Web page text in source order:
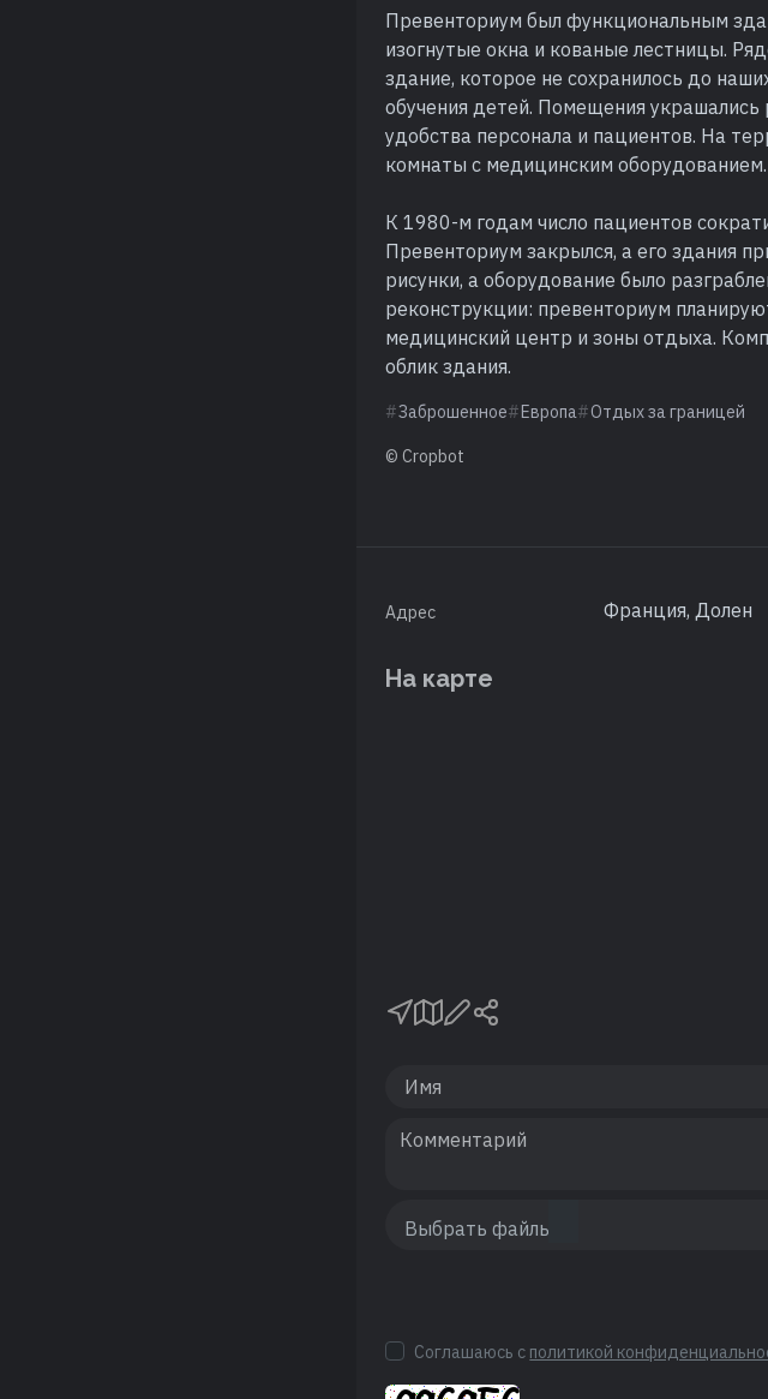
Превенториум был функциональным
изогнутые окна и кованые лестницы.
здание, которое не сохранилось до
обучения детей. Помещения
удобства персонала и пациентов. На
комнаты с медицинским оборудованием.
К 1980-м годам число пациентов
Превенториум закрылся, а его здания
рисунки, а оборудование было
реконструкции: превенториум
медицинский центр и зоны отдыха.
облик здания.
Заброшенное Европа Отдых за границей
© Cropbot
Адрес Франция, Долен
На карте
Соглашаюсь с политикой